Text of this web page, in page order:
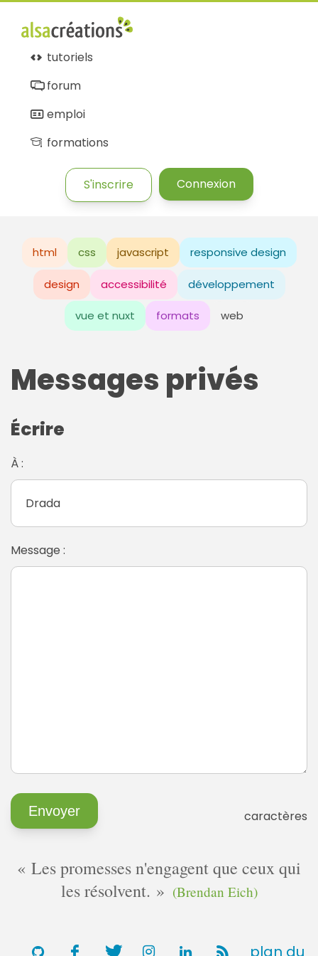
tutoriels
forum
emploi
formations
S'inscrire Connexion
html css javascript responsive design
design accessibilité développement
vue et nuxt formats web
Messages privés
Écrire
À :
Message :
caractères
Les promesses n'engagent que ceux qui
les résolvent.
(Brendan Eich)
plan du